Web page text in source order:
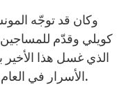
وكان قد توجّه
كويلي وقدّم للمساجين
الذي غسل هذا
الأسرار في العام 2013 في مركز احتجاز القاصرين.